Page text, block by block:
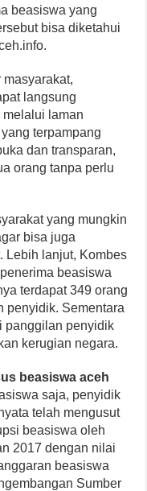
beasiswa yang
bisa diketahui
langsung
laman
terpampang
dan transparan,
orang tanpa perlu
yang mungkin
bisa juga
Lebih lanjut, Kombes
beasiswa
terdapat 349 orang
penyidik. Sementara
panggilan penyidik
kerugian negara.
beasiswa aceh
saja, penyidik
telah mengusut
beasiswa oleh
2017 dengan nilai
beasiswa
Sumber